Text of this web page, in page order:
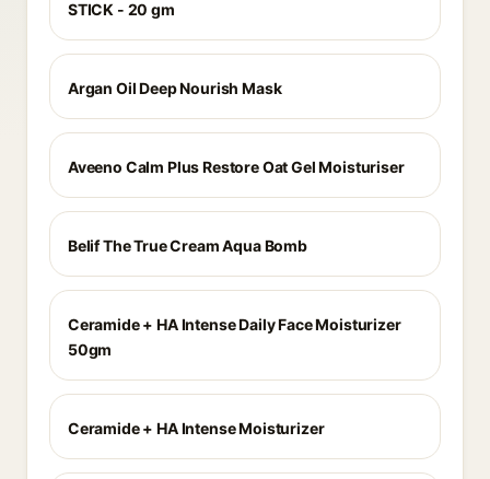
STICK - 20 gm
Argan Oil Deep Nourish Mask
Aveeno Calm Plus Restore Oat Gel Moisturiser
Belif The True Cream Aqua Bomb
Ceramide + HA Intense Daily Face Moisturizer
50gm
Ceramide + HA Intense Moisturizer